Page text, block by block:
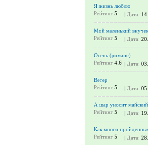
Я жизнь люблю
Рейтинг 5 | Дата:
Мой маленький внучек
Рейтинг 5 | Дата:
Осень (романс)
Рейтинг 4.6 | Дата:
Ветер
Рейтинг 5 | Дата:
А шар уносит майский
Рейтинг 5 | Дата:
Как много
Рейтинг 5 | Дата: